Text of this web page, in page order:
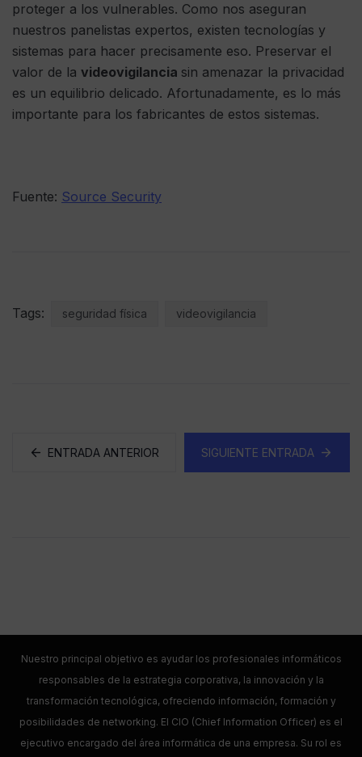
proteger a los vulnerables. Como nos aseguran
nuestros panelistas expertos, existen tecnologías y
sistemas para hacer precisamente eso. Preservar el
valor de la videovigilancia sin amenazar la privacidad
es un equilibrio delicado. Afortunadamente, es lo más
importante para los fabricantes de estos sistemas.
Fuente: Source Security
Tags: seguridad física videovigilancia
ENTRADA ANTERIOR SIGUIENTE ENTRADA
Nuestro principal objetivo es ayudar los profesionales informáticos
responsables de la estrategia corporativa, la innovación y la
transformación tecnológica, ofreciendo información, formación y
posibilidades de networking. El CIO (Chief Information Officer) es el
ejecutivo encargado del área informática de una empresa. Su rol es